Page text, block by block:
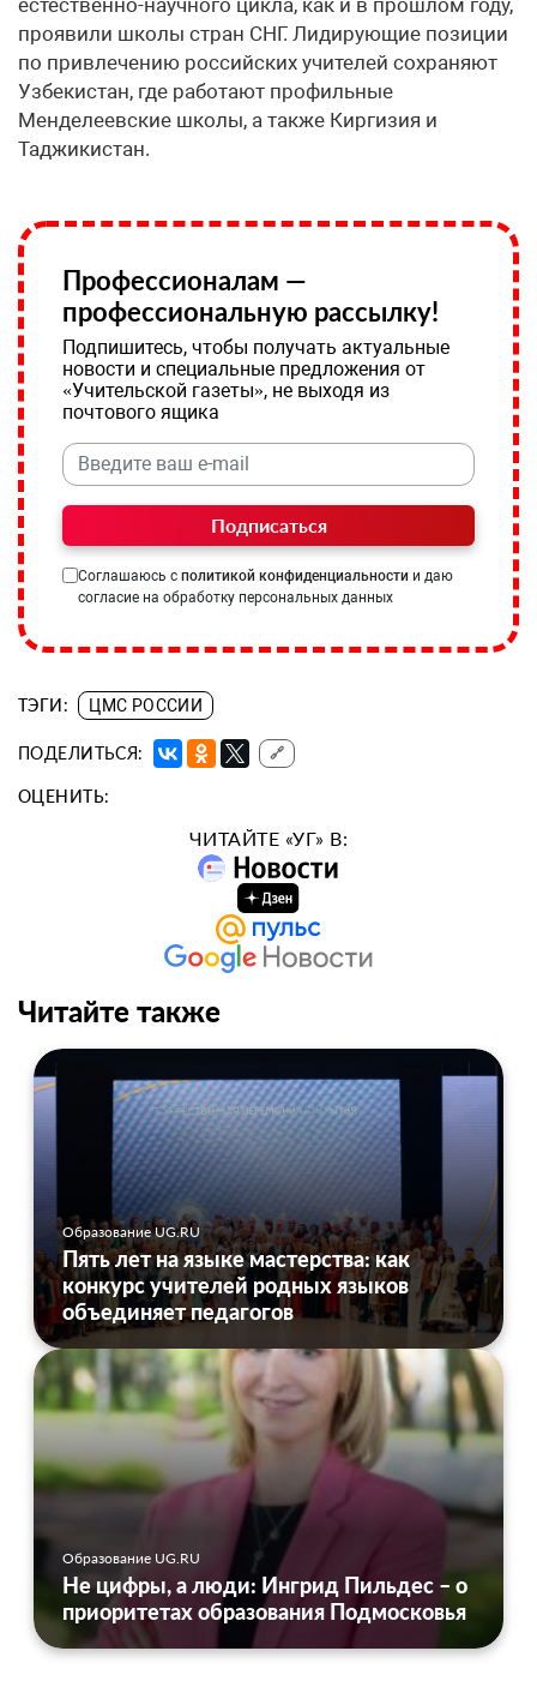
проявили школы стран СНГ. Лидирующие позиции
по привлечению российских учителей сохраняют
Узбекистан, где работают профильные
Менделеевские школы, а также Киргизия и
Таджикистан.
Профессионалам —
профессиональную рассылку!
Подпишитесь, чтобы получать актуальные
новости и специальные предложения от
«Учительской газеты», не выходя из
почтового ящика
Подписаться
Соглашаюсь с политикой конфиденциальности и даю
согласие на обработку персональных данных
ТЭГИ: ЦМС РОССИИ
ПОДЕЛИТЬСЯ: 🔗
ОЦЕНИТЬ:
ЧИТАЙТЕ «УГ» В:
Читайте также
Образование UG.RU
Пять лет на языке мастерства: как
конкурс учителей родных языков
объединяет педагогов
Образование UG.RU
Не цифры, а люди: Ингрид Пильдес – о
приоритетах образования Подмосковья